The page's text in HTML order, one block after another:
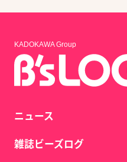
KADOKAWA Group
ニュース
雑誌ビーズログ